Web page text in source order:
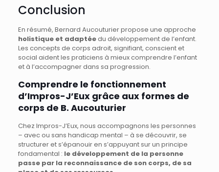
Conclusion
En résumé, Bernard Aucouturier propose une approche
holistique et adaptéedu développement de l’enfant.
Les concepts de corps adroit, signifiant, conscient et
social aident les praticiens à mieux comprendre l’enfant
et à l’accompagner dans sa progression.
Comprendre le fonctionnement
d’Impros-J’Eux grâce aux formes de
corps de B. Aucouturier
Chez Impros-J’Eux, nous accompagnons les personnes
– avec ou sans handicap mental – à se découvrir, se
structurer et s’épanouir en s’appuyant sur un principe
fondamental : le développement de la personne
passe par la reconnaissance de son corps, de sa